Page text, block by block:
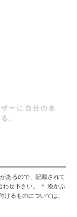
ーに自分の名
。
あるので、記載されて
わせ下さい。 ＊ 漆かぶ
るものについては、